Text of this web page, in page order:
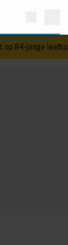
84-jarige leeftijd